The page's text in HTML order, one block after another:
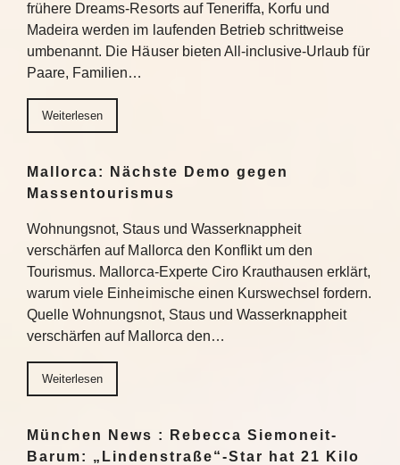
frühere Dreams-Resorts auf Teneriffa, Korfu und
Madeira werden im laufenden Betrieb schrittweise
umbenannt. Die Häuser bieten All-inclusive-Urlaub für
Paare, Familien…
Weiterlesen
Mallorca: Nächste Demo gegen
Massentourismus
Wohnungsnot, Staus und Wasserknappheit
verschärfen auf Mallorca den Konflikt um den
Tourismus. Mallorca-Experte Ciro Krauthausen erklärt,
warum viele Einheimische einen Kurswechsel fordern.
Quelle Wohnungsnot, Staus und Wasserknappheit
verschärfen auf Mallorca den…
Weiterlesen
München News : Rebecca Siemoneit-
Barum: „Lindenstraße“-Star hat 21 Kilo